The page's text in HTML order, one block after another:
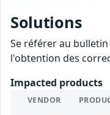
Solutions
Se référer au
l'obtention des
Impacted products
VENDOR